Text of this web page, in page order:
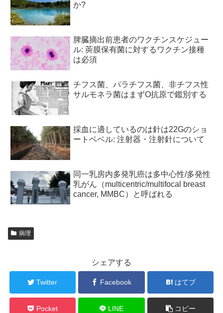
か?
脾臓摘出前患者のワクチンスケジュー
ル: 莢膜保有菌に対するワクチン接種
は必須
チフス菌、パラチフス菌、非チフス性
サルモネラ菌はまずO抗原で鑑別する
採血に適しているのは針は22Gのショ
ートベベル: 注射器・注射針について
同一乳房内多発乳癌は多中心性/多発性
乳がん（multicentric/multifocal breast
cancer, MMBC）と呼ばれる
病理
シェアする
Twitter Facebook はてブ
Pocket LINE コピー